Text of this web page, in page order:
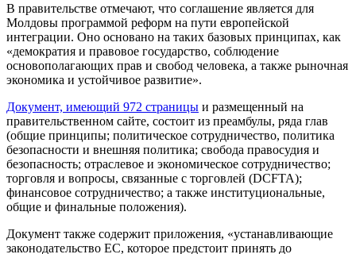
В правительстве отмечают, что соглашение является для
Молдовы программой реформ на пути европейской
интеграции. Оно основано на таких базовых принципах, как
«демократия и правовое государство, соблюдение
основополагающих прав и свобод человека, а также рыночная
экономика и устойчивое развитие».
Документ, имеющий 972 страницы и размещенный на
правительственном сайте, состоит из преамбулы, ряда глав
(общие принципы; политическое сотрудничество, политика
безопасности и внешняя политика; свобода правосудия и
безопасность; отраслевое и экономическое сотрудничество;
торговля и вопросы, связанные с торговлей (DCFTA);
финансовое сотрудничество; а также институциональные,
общие и финальные положения).
Документ также содержит приложения, «устанавливающие
законодательство ЕС, которое предстоит принять до